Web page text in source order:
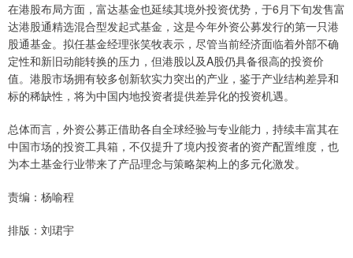
在港股布局方面，富达基金也延续其境外投资优势，于6月下旬发售富
达港股通精选混合型发起式基金，这是今年外资公募发行的第一只港
股通基金。拟任基金经理张笑牧表示，尽管当前经济面临着外部不确
定性和新旧动能转换的压力，但港股以及A股仍具备很高的投资价
值。港股市场拥有较多创新软实力突出的产业，鉴于产业结构差异和
标的稀缺性，将为中国内地投资者提供差异化的投资机遇。
总体而言，外资公募正借助各自全球经验与专业能力，持续丰富其在
中国市场的投资工具箱，不仅提升了境内投资者的资产配置维度，也
为本土基金行业带来了产品理念与策略架构上的多元化激发。
责编：杨喻程
排版：刘珺宇